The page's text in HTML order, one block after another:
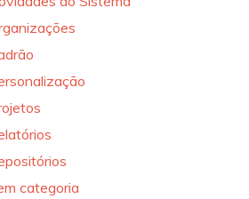
categoria